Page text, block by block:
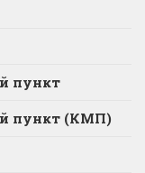
пункт
пункт (КМП)